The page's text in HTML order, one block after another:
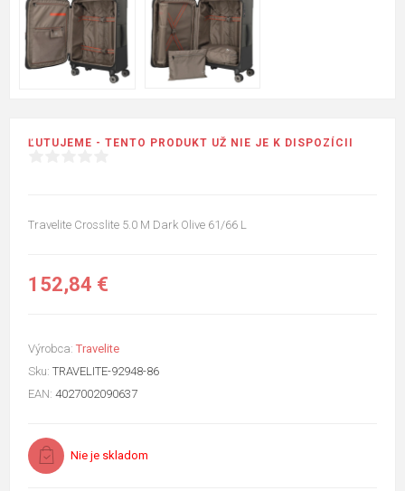
ĽUTUJEME - TENTO PRODUKT UŽ NIE JE K DISPOZÍCII
Travelite Crosslite 5.0 M Dark Olive 61/66 L
152,84 €
Výrobca: Travelite
Sku: TRAVELITE-92948-86
EAN: 4027002090637
Nie je skladom